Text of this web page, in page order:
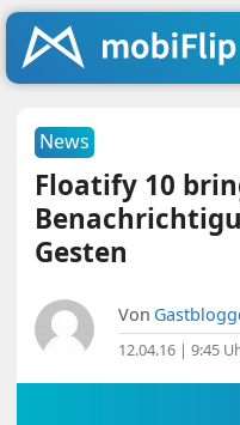
News
Floatify 10
Gesten
Von
12.04.16 | 9:45